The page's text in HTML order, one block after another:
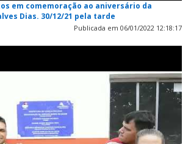
em comemoração ao aniversário da
Dias. 30/12/21 pela tarde
Publicada em 06/01/2022 12:18:17